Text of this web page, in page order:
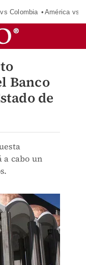
Colombia América vs
Banco
de
a cabo un